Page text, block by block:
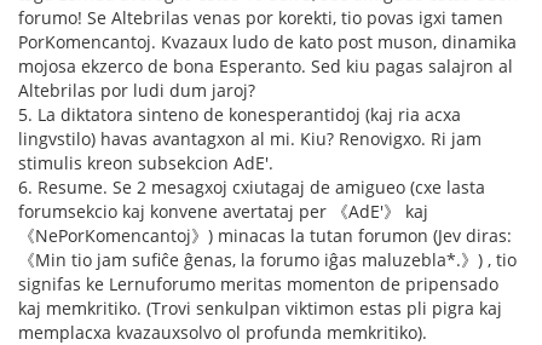
forumo! Se Altebrilas venas por korekti, tio povas igxi tamen
PorKomencantoj. Kvazaux ludo de kato post muson, dinamika
mojosa ekzerco de bona Esperanto. Sed kiu pagas salajron al
Altebrilas por ludi dum jaroj?
5. La diktatora sinteno de konesperantidoj (kaj ria acxa
lingvstilo) havas avantagxon al mi. Kiu? Renovigxo. Ri jam
stimulis kreon subsekcion AdE'.
6. Resume. Se 2 mesagxoj cxiutagaj de amigueo (cxe lasta
forumsekcio kaj konvene avertataj per 《AdE'》 kaj
《NePorKomencantoj》) minacas la tutan forumon (Jev diras:
《Min tio jam sufiĉe ĝenas, la forumo iĝas maluzebla*.》) , tio
signifas ke Lernuforumo meritas momenton de pripensado
kaj memkritiko. (Trovi senkulpan viktimon estas pli pigra kaj
memplacxa kvazauxsolvo ol profunda memkritiko).